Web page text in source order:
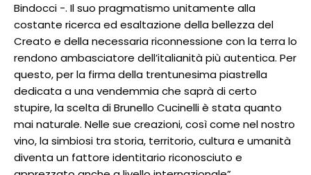
Bindocci -. Il suo pragmatismo unitamente alla
costante ricerca ed esaltazione della bellezza del
Creato e della necessaria riconnessione con la terra lo
rendono ambasciatore dell’italianità più autentica. Per
questo, per la firma della trentunesima piastrella
dedicata a una vendemmia che saprà di certo
stupire, la scelta di Brunello Cucinelli è stata quanto
mai naturale. Nelle sue creazioni, così come nel nostro
vino, la simbiosi tra storia, territorio, cultura e umanità
diventa un fattore identitario riconosciuto e